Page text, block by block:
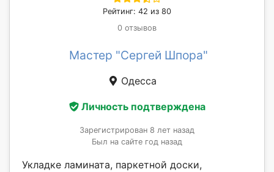
Рейтинг: 42 из 80
0 отзывов
Мастер "Сергей Шпора"
Одесса
Личность подтверждена
Зарегистрирован 8 лет назад
Был на сайте год назад
Укладке ламината, паркетной доски,